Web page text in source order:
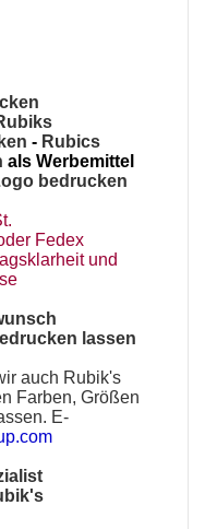
- Rubics
als Werbemittel
bedrucken
Fedex
und
lassen
auch Rubik's
Farben, Größen
E-